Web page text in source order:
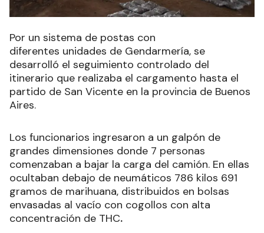
Por un sistema de postas con
diferentes unidades de Gendarmería, se
desarrolló el seguimiento controlado del
itinerario que realizaba el cargamento hasta el
partido de San Vicente en la provincia de Buenos
Aires.
Los funcionarios ingresaron a un galpón de
grandes dimensiones donde 7 personas
comenzaban a bajar la carga del camión. En ellas
ocultaban debajo de neumáticos 786 kilos 691
gramos de marihuana, distribuidos en bolsas
envasadas al vacío con cogollos con alta
concentración de THC.